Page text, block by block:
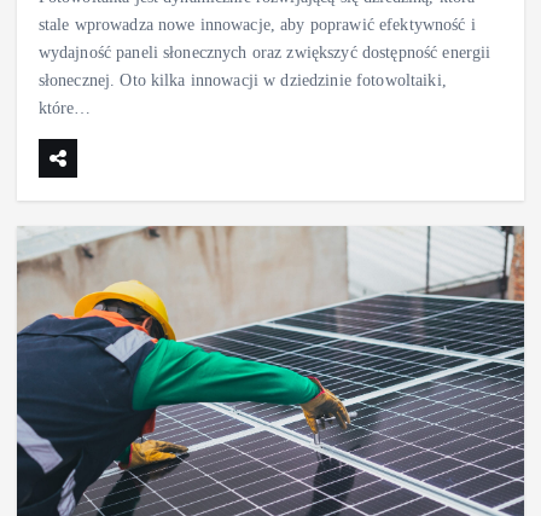
stale wprowadza nowe innowacje, aby poprawić efektywność i
wydajność paneli słonecznych oraz zwiększyć dostępność energii
słonecznej. Oto kilka innowacji w dziedzinie fotowoltaiki,
które…